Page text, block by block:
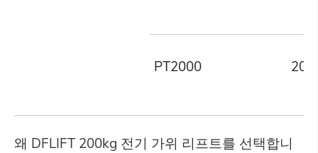
PT2000
왜 DFLIFT 200kg 전기 가위 리프트를 선택합니